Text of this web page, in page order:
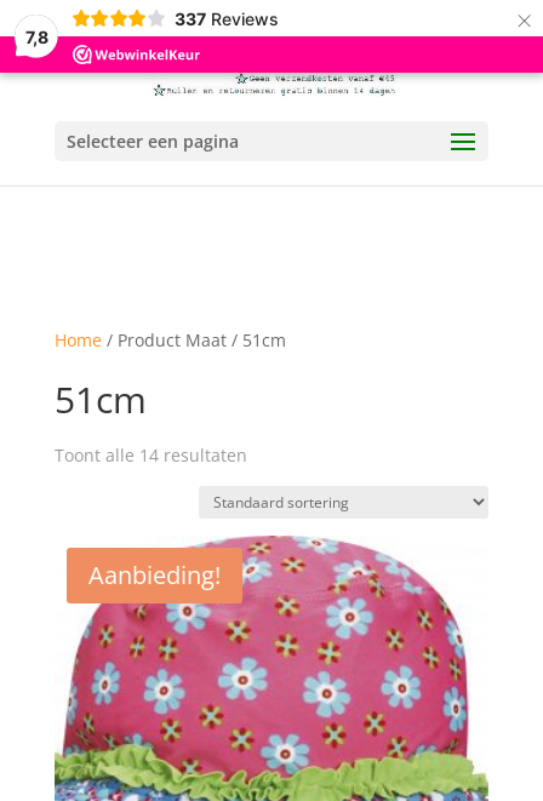
7,8
337 Reviews ×
Selecteer een pagina
Home/ Product Maat / 51cm
51cm
Toont alle 14 resultaten
Aanbieding!